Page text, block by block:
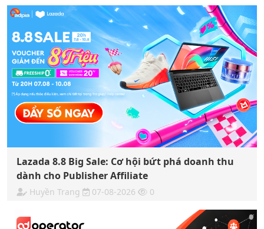
Lazada 8.8 Big Sale: Cơ hội bứt phá doanh thu
dành cho Publisher Affiliate
Huyền Trang 07-08-2026 0